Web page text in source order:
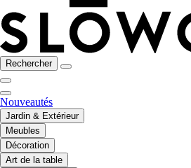
Rechercher
Nouveautés
Jardin & Extérieur
Meubles
Décoration
Art de la table